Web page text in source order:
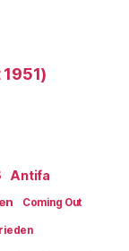
Antifa
Coming Out